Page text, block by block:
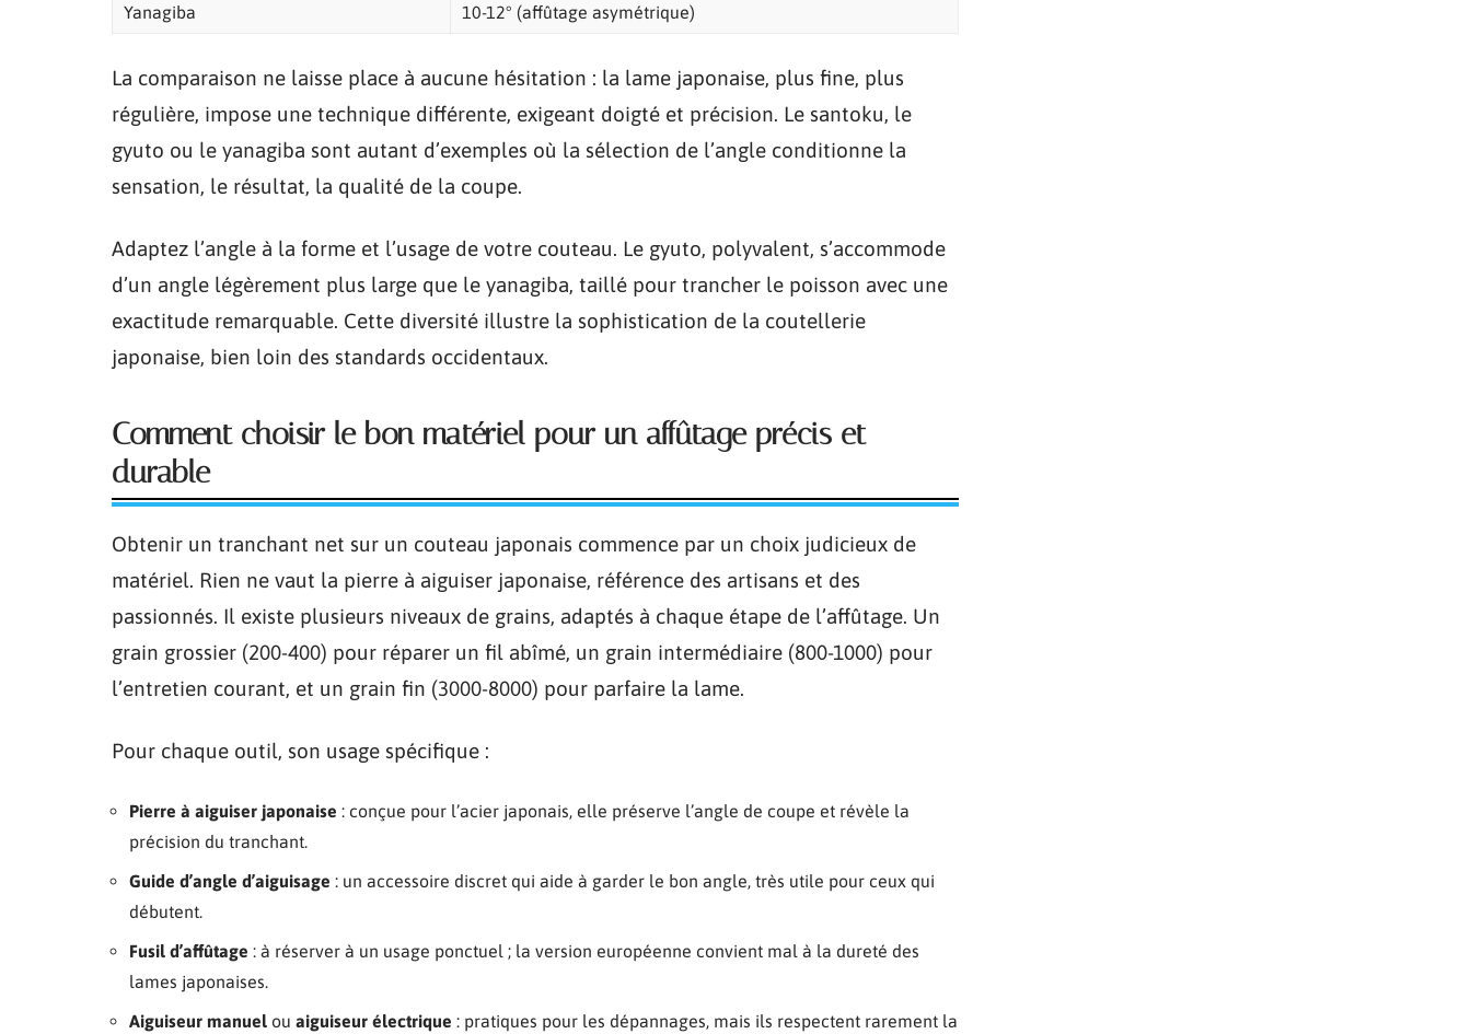
Yanagiba 10-12° (affûtage asymétrique)
La comparaison ne laisse place à aucune hésitation : la lame japonaise, plus fine, plus
régulière, impose une technique différente, exigeant doigté et précision. Le santoku, le
gyuto ou le yanagiba sont autant d’exemples où la sélection de l’angle conditionne la
sensation, le résultat, la qualité de la coupe.
Adaptez l’angle à la forme et l’usage de votre couteau. Le gyuto, polyvalent, s’accommode
d’un angle légèrement plus large que le yanagiba, taillé pour trancher le poisson avec une
exactitude remarquable. Cette diversité illustre la sophistication de la coutellerie
japonaise, bien loin des standards occidentaux.
Comment choisir le bon matériel pour un affûtage précis et
durable
Obtenir un tranchant net sur un couteau japonais commence par un choix judicieux de
matériel. Rien ne vaut la pierre à aiguiser japonaise, référence des artisans et des
passionnés. Il existe plusieurs niveaux de grains, adaptés à chaque étape de l’affûtage. Un
grain grossier (200-400) pour réparer un fil abîmé, un grain intermédiaire (800-1000) pour
l’entretien courant, et un grain fin (3000-8000) pour parfaire la lame.
Pour chaque outil, son usage spécifique :
Pierre à aiguiser japonaise : conçue pour l’acier japonais, elle préserve l’angle de coupe et révèle la
précision du tranchant.
Guide d’angle d’aiguisage : un accessoire discret qui aide à garder le bon angle, très utile pour ceux qui
débutent.
Fusil d’affûtage : à réserver à un usage ponctuel ; la version européenne convient mal à la dureté des
lames japonaises.
Aiguiseur manuel ou aiguiseur électrique : pratiques pour les dépannages, mais ils respectent rarement la